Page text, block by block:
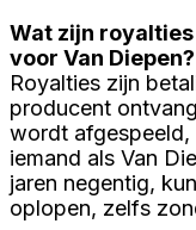
Wat zijn
voor Van Diepen?
Royalties zijn
producent
wordt
iemand als Van
jaren negentig,
oplopen, zelfs